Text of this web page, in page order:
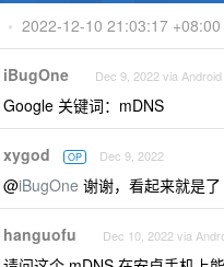
• 2022-12-10 21:03:17 +08:00
iBugOne Dec 9, 2022 via Android
Google 关键词：mDNS
xygod OP Dec 9, 2022
@iBugOne 谢谢，看起来就是了
hanguofu Dec 10, 2022 via